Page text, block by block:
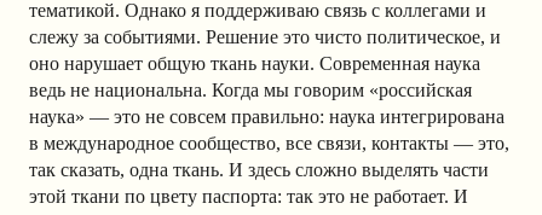
тематикой. Однако я поддерживаю связь с коллегами и
слежу за событиями. Решение это чисто политическое, и
оно нарушает общую ткань науки. Современная наука
ведь не национальна. Когда мы говорим «российская
наука» — это не совсем правильно: наука интегрирована
в международное сообщество, все связи, контакты — это,
так сказать, одна ткань. И здесь сложно выделять части
этой ткани по цвету паспорта: так это не работает. И